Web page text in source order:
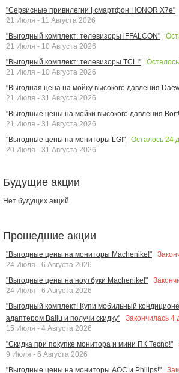
"Сервисные привилегии | смартфон HONOR X7e"
21 Июля - 11 Августа 2026
"Выгодный комплект: телевизоры iFFALCON"
21 Июля - 10 Августа 2026
"Выгодный комплект: телевизоры TCL!"
Осталось
21 Июля - 10 Августа 2026
"Выгодная цена на мойку высокого давления
21 Июля - 31 Августа 2026
"Выгодные цены на мойки высокого давления
21 Июля - 31 Августа 2026
"Выгодные цены на мониторы LG!"
Осталось 24
20 Июля - 31 Августа 2026
Будущие акции
Нет будущих акций
Прошедшие акции
"Выгодные цены на мониторы Machenike!"
24 Июля - 6 Августа 2026
"Выгодные цены на ноутбуки Machenike!"
24 Июля - 6 Августа 2026
"Выгодный комплект! Купи мобильный
адаптером Ballu и получи скидку"
Закончилась 4
15 Июля - 4 Августа 2026
"Скидка при покупке монитора и мини ПК Tecno!"
9 Июля - 6 Августа 2026
"Выгодные цены на мониторы AOC и Philips!"